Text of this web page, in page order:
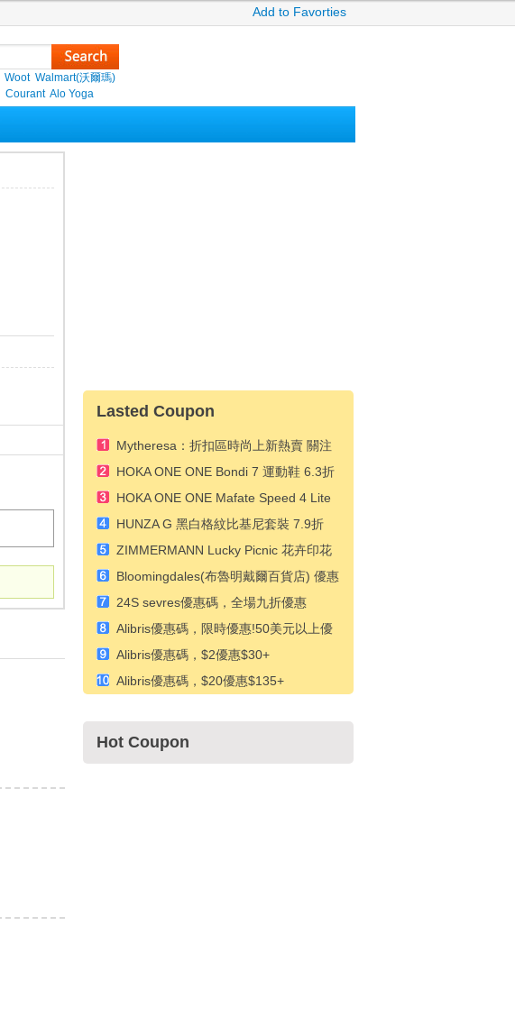
Add to Favorties
Woot Walmart(沃爾瑪)
Courant Alo Yoga
Lasted Coupon
Mytheresa：折扣區時尚上新熱賣 關注
TOTEME、ZIMMERMAN 等 享額外9折
HOKA ONE ONE Bondi 7 運動鞋 6.3折
HK$828（約714.81元）
HOKA ONE ONE Mafate Speed 4 Lite
紫色運動鞋 6.3折 HK$918（約792.51
元）
HUNZA G 黑白格紋比基尼套裝 7.9折
HK$1089（約938.61元）
ZIMMERMANN Lucky Picnic 花卉印花
連衣裙 6.3折 HK$4806（約4142.29
元）
Bloomingdales(布魯明戴爾百貨店) 優惠
碼，下次購買可享受 15% 折扣
24S sevres優惠碼，全場九折優惠
Alibris優惠碼，限時優惠!50美元以上優
惠5美元
Alibris優惠碼，$2優惠$30+
Alibris優惠碼，$20優惠$135+
Hot Coupon